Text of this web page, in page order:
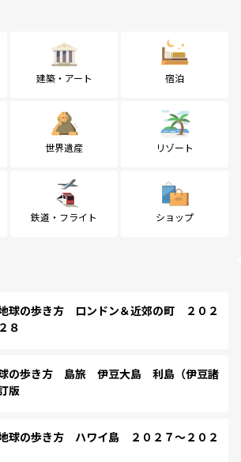
建築・アート 宿泊
世界遺産 リゾート
鉄道・フライト ショップ
球の歩き方 ロンドン＆近郊の町 ２０２
８
の歩き方 島旅 伊豆大島 利島（伊豆諸
版
球の歩き方 ハワイ島 ２０２７～２０２